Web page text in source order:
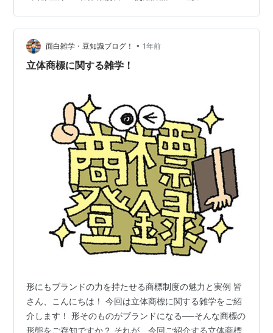
ない。
（第２項以下略）
第四十一条 前条第一項の規定による登録料は、
商標登録をすべき旨の査定又は審決の謄本の送達
があつた日から三十日以内に納付しなければなら
ない。
２ 特許庁長官は、登録料を納付すべき者の請
求により、三十日以内を限り、前項に規定する期
間を延長することができる。
（第３項略）
登録料の納付があった場合、商標権の登録がされます。
（商標権の設定の登録）
第十八条 商標権は、設定の登録により発生す
標登録されているその言葉の使用許諾をとろうと協会に
問い合わせメールを送る。 すごく軽い気持ちで。 なんな
ら、協会が出版している著作物の紹介も巻末に入れたい
から、その許可もいただけないか？ ということもセット
で。 思いがけず、「協会認定講師を含む全ての人に、そ
面白雑学・豆知識ブログ！ • 1年前
立体商標に関する雑学！
形にもブランドの力を持たせる商標制度の魅力と実例 皆
さん、こんにちは！ 今回は立体商標に関する雑学をご紹
介します！ 形そのものがブランドになる──そんな商標の
形態をご存知ですか？ それが、今回ご紹介する立体商標